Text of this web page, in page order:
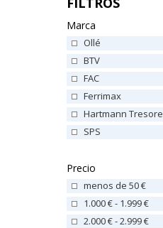
Marca
Ollé
BTV
FAC
Ferrimax
Hartmann Tresore
SPS
Precio
menos de 50 €
1.000 € - 1.999 €
2.000 € - 2.999 €